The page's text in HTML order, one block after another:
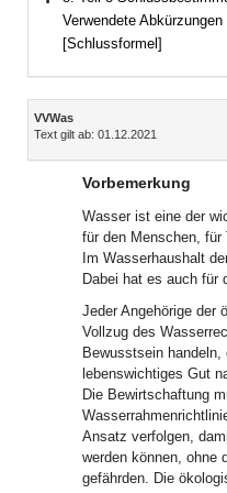
Bereich erweitern
Verwendete Abkürzungen
[Schlussformel]
Inhalt
VVWas
Text gilt ab: 01.12.2021
Vorbemerkung
Wasser ist eine der
für den Menschen, für
Im Wasserhaushalt
Dabei hat es auch für
Jeder Angehörige der
Vollzug des
Bewusstsein
lebenswichtiges Gut
Die Bewirtschaftung
Ansatz verfolgen,
werden können, ohne
gefährden. Die